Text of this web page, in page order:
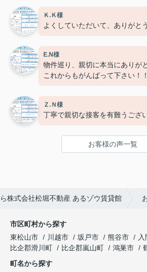
Ｋ.Ｋ様
よくしていただいて、ありがと
E.N様
物件巡り、親切に本当にありが
これからもがんばって下さい！！
Ｚ.Ｎ様
丁寧で親切な接客を有難うござ
お客様の声一覧
株式会社松堀不動産 あるゾウ賃貸館
市区町村から探す
東松山市
川越市 坂戸市 熊谷市
比企郡滑川町
比企郡嵐山町 鴻巣市
町名から探す